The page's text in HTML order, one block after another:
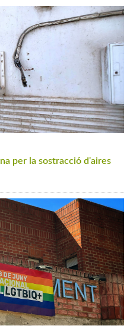
per la sostracció d'aires